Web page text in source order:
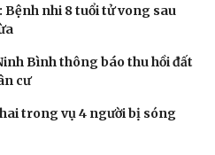
Bệnh nhi 8 tuổi tử vong sau
Bình thông báo thu hồi đất
cư
trong vụ 4 người bị sóng